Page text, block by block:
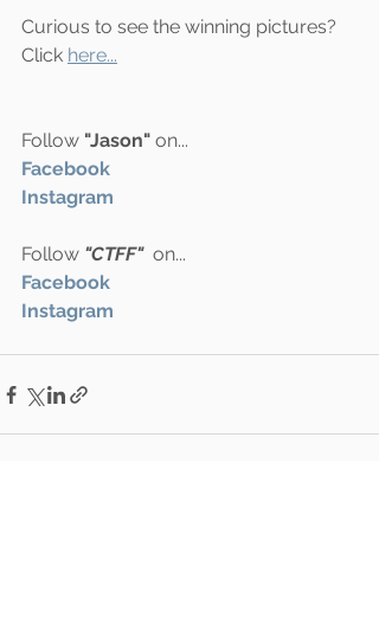
Curious to see the winning pictures?
Click here...
Follow "Jason" on...
Facebook
Instagram
Follow "CTFF"
  on...
Facebook
Instagram